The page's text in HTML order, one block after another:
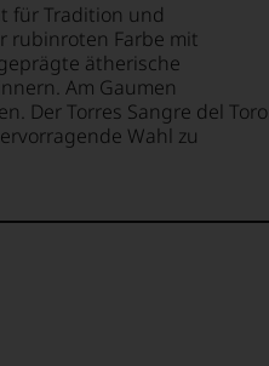
für Tradition und
rubinroten Farbe mit
ätherische
Am Gaumen
Der Torres Sangre del Toro
Wahl zu